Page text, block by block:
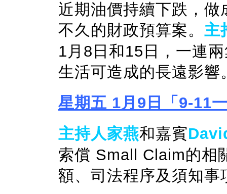
近期油價持續下跌，
不久的財政預算案。 主
1月8日和15日，一連
生活可造成的長遠影響
星期五 1月9日「9-11
主持人家燕和嘉賓
索償 Small Claim的相
額、司法程序及須知事